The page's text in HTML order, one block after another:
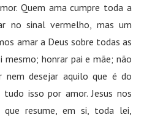
Quem ama cumpre toda a
no sinal vermelho, mas um
amar a Deus sobre todas as
honrar pai e mãe; não
nem desejar aquilo que é do
isso por amor. Jesus nos
que resume, em si, toda lei,